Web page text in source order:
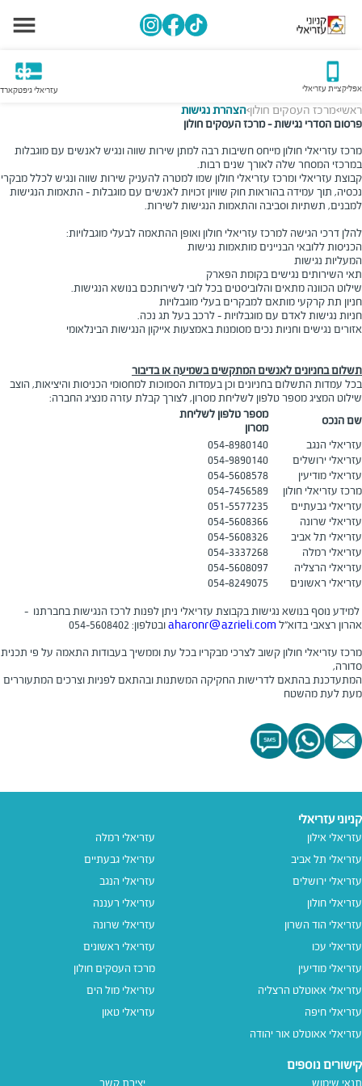
אפליקציית עזריאלי עזריאלי גיפטקארד
ראשי>מרכז העסקים חולון>הצהרת נגישות
פרסום הסדרי נגישות - מרכז העסקים חולון
מרכז עזריאלי חולון מייחס חשיבות רבה למתן שירות שווה ונגיש לאנשים עם מוגבלות
במרכזי המסחר שלה לאורך שנים רבות.
קבוצת עזריאלי ומרכז עזריאלי חולון שמו למטרה להעניק שירות שווה ונגיש לכלל מבקרי
נכסיה, תוך עמידה בהוראות חוק שוויון זכויות לאנשים עם מוגבלות - התאמות הנגישות
למבנים, תשתיות וסביבה והתאמות הנגישות לשירות.
להלן דרכי הגישה למרכז עזריאלי חולון ואופן ההתאמה לבעלי מוגבלויות:
הכניסות ללובאי הבניינים מותאמות נגישות
המעליות נגישות
תאי השירותים נגישים בקומת הפארק
שילוט הכוונה מתאים והלוביסטים בכל לובי לשירותכם בנושא הנגישות.
חניון תת קרקעי מותאם למבקרים בעלי מוגבלויות
חניות נגישות לאדם עם מוגבלויות - לרכב בעל תג נכה.
אזורים נגישים וחניות נכים מסומנות באמצעות אייקון הנגישות הבינלאומי
תשלום בחניונים לאנשים המתקשים בשמיעה או בדיבור
בכל עמדות התשלום בחניונים וכן בעמדות הסמוכות למחסומי הכניסות והיציאות, הוצב
שילוט המציג מספר טלפון לשליחת מסרון, לצורך קבלת עזרה מנציג החברה:
שם הנכס
מספר טלפון לשליחת
מסרון
עזריאלי הנגב
054-8980140
עזריאלי ירושלים
054-9890140
עזריאלי מודיעין
054-5608578
מרכז עזריאלי חולון
054-7456589
עזריאלי גבעתיים
051-5577235
עזריאלי שרונה
054-5608366
עזריאלי תל אביב
054-5608326
עזריאלי רמלה
054-3337268
עזריאלי הרצליה
054-5608097
עזריאלי ראשונים
054-8249075
למידע נוסף בנושא נגישות בקבוצת עזריאלי ניתן לפנות לרכז הנגישות בחברתנו –
אהרון רצאבי בדוא"ל aharonr@azrieli.comובטלפון: 054-5608402
מרכז עזריאלי חולון קשוב לצרכי מבקריו בכל עת וממשיך בעבודות התאמה על פי תכנית
סדורה,
המתעדכנת בהתאם לדרישות החקיקה המשתנות ובהתאם לפניות וצרכים המתעוררים
מעת לעת מהשטח
קניוני עזריאלי
עזריאלי אילון
עזריאלי תל אביב
עזריאלי ירושלים
עזריאלי חולון
עזריאלי הוד השרון
עזריאלי עכו
עזריאלי מודיעין
עזריאלי אאוטלט הרצליה
עזריאלי חיפה
עזריאלי אאוטלט אור יהודה
עזריאלי רמלה
עזריאלי גבעתיים
עזריאלי הנגב
עזריאלי רעננה
עזריאלי שרונה
עזריאלי ראשונים
מרכז העסקים חולון
עזריאלי מול הים
עזריאלי טאון
קישורים נוספים
תנאי שימוש יצירת קשר